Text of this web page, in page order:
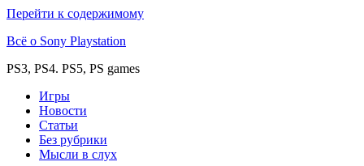
Перейти к содержимому
Всё о Sony Playstation
PS3, PS4. PS5, PS games
Игры
Новости
Статьи
Без рубрики
Мысли в слух